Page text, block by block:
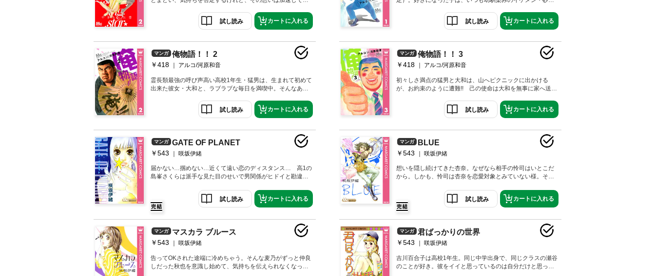
試し読み カートに入れる
らは超モテモテ！ ある朝、通学電車の中で、ひとりの女の
子を痴漢から救ったことで猛男にも春到来の予感…!? 笑っ
試し読み カートに入れる
マンガ 俺物語！！ 2
￥418 アルコ/河原和音
霊長類最強の呼び声高い高校1年生・猛男は、生まれて初めて
出来た彼女・大和と、ラブラブな毎日を満喫中。そんなある
集めて合コンに初参加することに！ もちろんイケメンの砂
川も参加。ところが！ 合コン会場で、思わぬ大事件が発生!!
試し読み カートに入れる
マンガ 俺物語！！ 3
￥418 アルコ/河原和音
初々しさ満点の猛男と大和は、山へピクニックに出かける
が、お約束のように遭難!! 己の使命は大和を無事に家へ送り
ごす2人きりの夜にドキドキ…。 爆笑と感動と胸キュンの最
強トリプルコンボで、少女マンガの枠を軽々突破！ マンガ
試し読み カートに入れる
マンガ GATE OF PLANET
￥543 咲坂伊緒
届かない…掴めない…近くて遠い恋のディスタンス… 高1の
島峯さくらは派手な見た目のせいで男関係がヒドイと勘違い
幼なじみの勘九郎。実は、さくらは10年間ずっと勘九郎に片
想い。ところが勘九郎に好きな人ができて…。 表題作他、
切なくて不器用な恋模様を描いた読みきり3編収録。 【収録
作品】GATE OF PLANET／恋雫／明日みる夢／NEXT WORL
D
試し読み カートに入れる
マンガ BLUE
￥543 咲坂伊緒
想いを隠し続けてきた杏奈。なぜなら相手の怜司はいとこだ
から。しかも、怜司は杏奈を恋愛対象とみていない様。その
ってしまう。ところが、瑠海には秘密があって…。
試し読み
カートに入れる
マンガ マスカラ ブルース
￥543 咲坂伊緒
告ってOKされた途端に冷めちゃう。そんな麦乃がずっと仲良
しだった秋也を意識し始めて、気持ちを伝えられなくなっ
マンガ 君ばっかりの世界
￥543 咲坂伊緒
吉川百合子は高校1年生。同じ中学出身で、同じクラスの瀬谷
のことが好き。彼をイイと思っているのは自分だけと思って